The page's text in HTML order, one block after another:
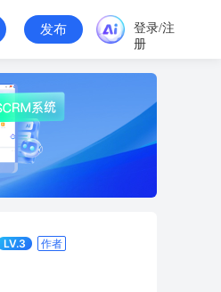
发布
登录/注
册
LV.3 作者